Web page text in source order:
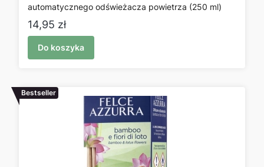
automatycznego odświeżacza powietrza (250 ml)
Cena
14,95 zł
Do koszyka
Bestseller